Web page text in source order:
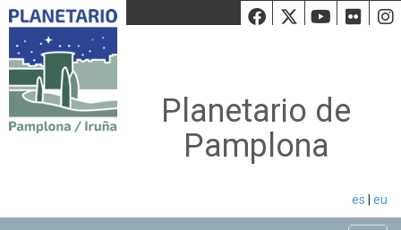
Facebook
Twiiter
Planetario de
Pamplona
es eu